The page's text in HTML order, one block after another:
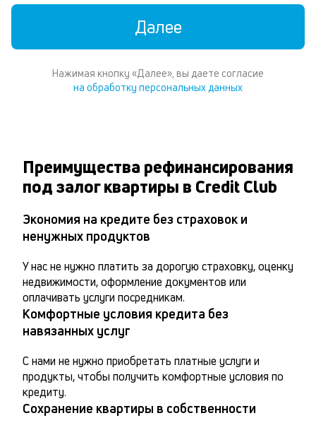
Далее
Нажимая кнопку «Далее», вы даете согласие
на обработку персональных данных
Преимущества рефинансирования
под залог квартиры в Credit Club
Экономия на кредите без страховок и
ненужных продуктов
У нас не нужно платить за дорогую страховку, оценку
недвижимости, оформление документов или
оплачивать услуги посредникам.
Комфортные условия кредита без
навязанных услуг
С нами не нужно приобретать платные услуги и
продукты, чтобы получить комфортные условия по
кредиту.
Сохранение квартиры в собственности